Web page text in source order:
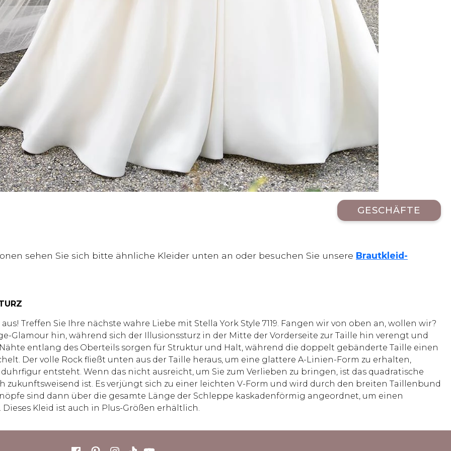
GESCHÄFTE
sehen Sie sich bitte ähnliche Kleider unten an oder besuchen Sie unsere Brautkleid-
Treffen Sie Ihre nächste wahre Liebe mit Stella York Style 7119. Fangen wir von oben an, wollen wir?
Glamour hin, während sich der Illusionssturz in der Mitte der Vorderseite zur Taille hin verengt und
entlang des Oberteils sorgen für Struktur und Halt, während die doppelt gebänderte Taille einen
Der volle Rock fließt unten aus der Taille heraus, um eine glattere A-Linien-Form zu erhalten,
entsteht. Wenn das nicht ausreicht, um Sie zum Verlieben zu bringen, ist das quadratische
ist. Es verjüngt sich zu einer leichten V-Form und wird durch den breiten Taillenbund
sind dann über die gesamte Länge der Schleppe kaskadenförmig angeordnet, um einen
Kleid ist auch in Plus-Größen erhältlich.